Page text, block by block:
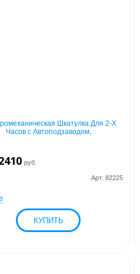
Шкатулка Для 2-Х
Часов с Автоподзаводом,
руб.
Арт: 82225